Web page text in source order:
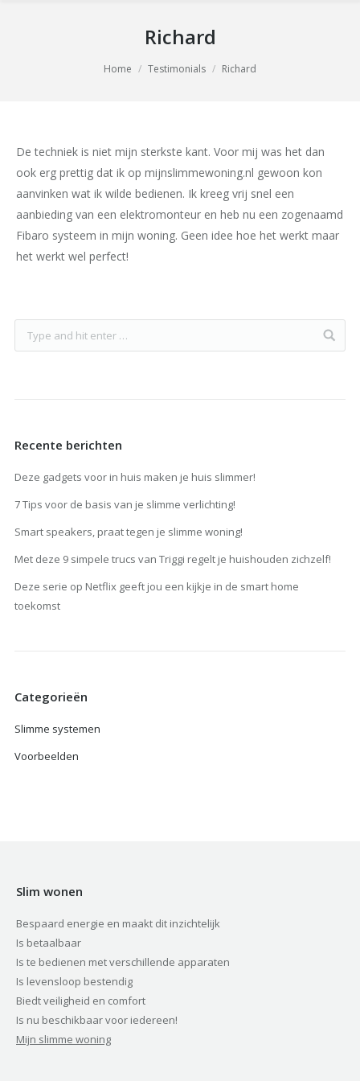
Richard
Home Testimonials Richard
De techniek is niet mijn sterkste kant. Voor mij was het dan
ook erg prettig dat ik op mijnslimmewoning.nl gewoon kon
aanvinken wat ik wilde bedienen. Ik kreeg vrij snel een
aanbieding van een elektromonteur en heb nu een zogenaamd
Fibaro systeem in mijn woning. Geen idee hoe het werkt maar
het werkt wel perfect!
Recente berichten
Deze gadgets voor in huis maken je huis slimmer!
7 Tips voor de basis van je slimme verlichting!
Smart speakers, praat tegen je slimme woning!
Met deze 9 simpele trucs van Triggi regelt je huishouden zichzelf!
Deze serie op Netflix geeft jou een kijkje in de smart home
toekomst
Categorieën
Slimme systemen
Voorbeelden
Slim wonen
Bespaard energie en maakt dit inzichtelijk
Is betaalbaar
Is te bedienen met verschillende apparaten
Is levensloop bestendig
Biedt veiligheid en comfort
Is nu beschikbaar voor iedereen!
Mijn slimme woning